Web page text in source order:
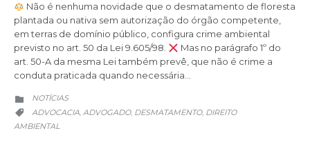
Não é nenhuma novidade que o desmatamento de floresta
plantada ou nativa sem autorização do órgão competente,
em terras de domínio público, configura crime ambiental
previsto no art. 50 da Lei 9.605/98.
Mas no parágrafo 1º do
art. 50-A da mesma Lei também prevê, que não é crime a
conduta praticada quando necessária…
 CATEGORY
NOTÍCIAS
 CATEGORY
ADVOCACIA, ADVOGADO, DESMATAMENTO, DIREITO
AMBIENTAL